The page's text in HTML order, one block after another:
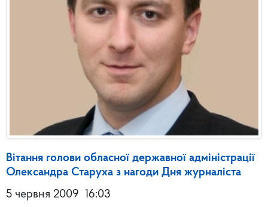
Вітання голови обласної державної адміністрації
Олександра Старуха з нагоди Дня журналіста
5 червня 2009 16:03